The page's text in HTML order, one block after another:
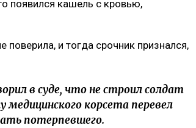
появился кашель с кровью,
поверила, и тогда срочник признался,
в суде, что не строил солдат
медицинского корсета перевел
потерпевшего.